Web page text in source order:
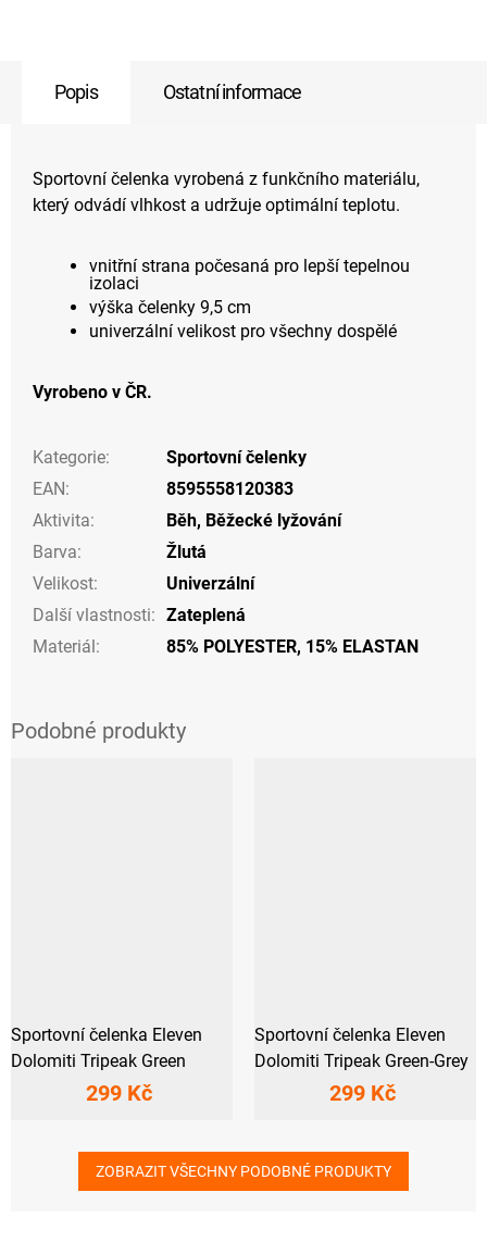
Popis Ostatní informace
Sportovní čelenka vyrobená z funkčního materiálu,
který odvádí vlhkost a udržuje optimální teplotu.
vnitřní strana počesaná pro lepší tepelnou
izolaci
výška čelenky 9,5 cm
univerzální velikost pro všechny dospělé
Vyrobeno v ČR.
Kategorie:
Sportovní čelenky
EAN:
8595558120383
Aktivita: Běh, Běžecké lyžování
Barva:
Žlutá
Velikost:
Univerzální
Další vlastnosti: Zateplená
Materiál: 85% POLYESTER, 15% ELASTAN
Sportovní čelenka Eleven
Dolomiti Tripeak Green
299 Kč
Sportovní čelenka Eleven
Dolomiti Tripeak Green-Grey
299 Kč
ZOBRAZIT VŠECHNY PODOBNÉ PRODUKTY